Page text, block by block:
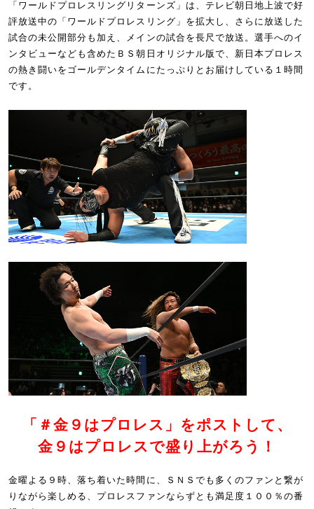
「ワールドプロレスリングリターンズ」は、テレビ朝日地上波で好
評放送中の「ワールドプロレスリング」を拡大し、さらに放送した
試合の未公開部分も加え、メインの試合を長尺で放送。選手へのイ
ンタビューなども含めたＢＳ朝日オリジナル版で、新日本プロレス
の熱き闘いをゴールデンタイムにたっぷりとお届けしている１時間
です。
「＃金９はプロレス」をポストして、
金９はプロレスで盛り上がろう！
金曜よる９時、落ち着いた時間に、ＳＮＳでも多くのファンと繋が
りながら楽しめる、プロレスファンならずとも満足度１００％の番